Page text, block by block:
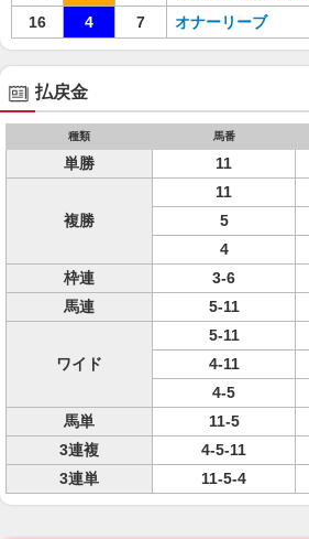
16
4 7 オナーリーブ
払戻金
種類 馬番
単勝 11
複勝
11
5
4
枠連
3-6
馬連
5-11
ワイド
5-11
4-11
4-5
馬単
11-5
3連複
4-5-11
3連単
11-5-4